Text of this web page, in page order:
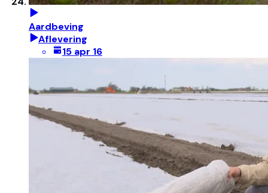
Aardbeving
Aflevering
15 apr 16